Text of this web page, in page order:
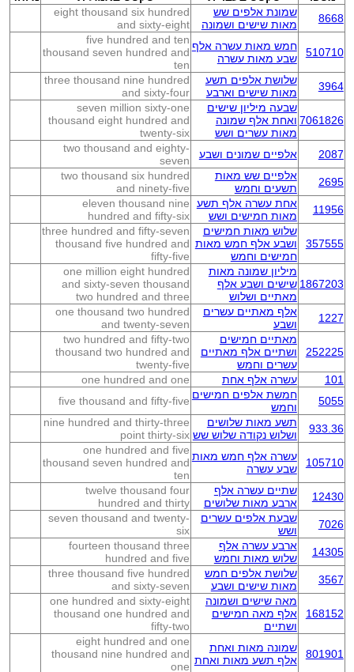
8668
שמונת אלפים שש
מאות שישים ושמונה
eight thousand six hundred
and sixty-eight
510710
חמש מאות עשרה אלף
שבע מאות עשרה
five hundred and ten
thousand seven hundred and
ten
3964
שלושת אלפים תשע
מאות שישים וארבע
three thousand nine hundred
and sixty-four
7061826
שבעה מיליון שישים
ואחת אלף שמונה
מאות עשרים ושש
seven million sixty-one
thousand eight hundred and
twenty-six
2087
אלפיים שמונים ושבע
two thousand and eighty-
seven
2695
אלפיים שש מאות
תשעים וחמש
two thousand six hundred
and ninety-five
11956
אחת עשרה אלף תשע
מאות חמישים ושש
eleven thousand nine
hundred and fifty-six
357555
שלוש מאות חמישים
ושבע אלף חמש מאות
חמישים וחמש
three hundred and fifty-seven
thousand five hundred and
fifty-five
1867203
מיליון שמונה מאות
שישים ושבע אלף
מאתיים ושלוש
one million eight hundred
and sixty-seven thousand
two hundred and three
1227
אלף מאתיים עשרים
ושבע
one thousand two hundred
and twenty-seven
252225
מאתיים חמישים
ושתיים אלף מאתיים
עשרים וחמש
two hundred and fifty-two
thousand two hundred and
twenty-five
101
עשרה אלף אחת
one hundred and one
5055
חמשת אלפים חמישים
וחמש
five thousand and fifty-five
933.36
תשע מאות שלושים
ושלוש נקודה שלוש שש
nine hundred and thirty-three
point thirty-six
105710
עשרה אלף חמש מאות
שבע עשרה
one hundred and five
thousand seven hundred and
ten
12430
שתיים עשרה אלף
ארבע מאות שלושים
twelve thousand four
hundred and thirty
7026
שבעת אלפים עשרים
ושש
seven thousand and twenty-
six
14305
ארבע עשרה אלף
שלוש מאות וחמש
fourteen thousand three
hundred and five
3567
שלושת אלפים חמש
מאות שישים ושבע
three thousand five hundred
and sixty-seven
168152
מאה שישים ושמונה
אלף מאה חמישים
ושתיים
one hundred and sixty-eight
thousand one hundred and
fifty-two
801901
שמונה מאות ואחת
אלף תשע מאות ואחת
eight hundred and one
thousand nine hundred and
one